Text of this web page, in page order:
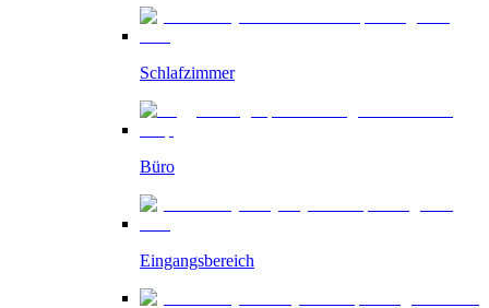
Schlafzimmer
Büro
Eingangsbereich